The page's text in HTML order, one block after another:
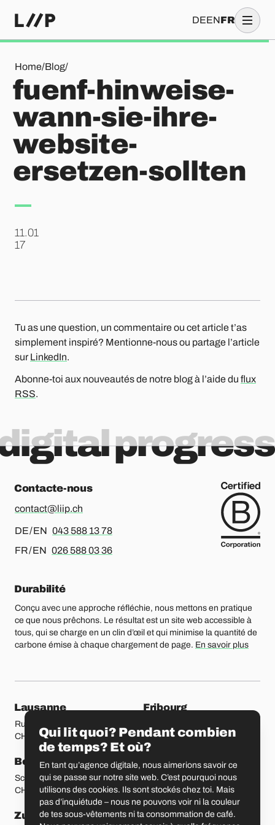
DEENFR
Home/Blog/
fuenf-hinweise-wann-sie-ihre-website-ersetzen-sollten
fuenf-hinweise-
wann-sie-ihre-
website-
ersetzen-sollten
11.01
.17
Tu as une question, un commentaire ou cet article t’as
simplement inspiré? Mentionne-nous ou partage l’article
sur LinkedIn.
Abonne-toi aux nouveautés de notre blog à l’aide du flux
RSS.
progress
Contacte-nous
contact@liip.ch
DE / EN Pour l’allemand ou l’anglais, merci d’appeler le
043 588 13 78
FR / EN Pour le français ou l’anglais, merci d’appeler le
026 588 03 36
Durabilité
Conçu avec une approche réfléchie, nous mettons en pratique
ce que nous prêchons. Le résultat est un site web accessible à
tous, qui se charge en un clin d’œil et qui minimise la quantité de
carbone émise à chaque chargement de page. En savoir plus
Nos bureaux
Lausanne
Rue Etraz 4
CH-1003 Lausanne
Fribourg
CH-1700 Fribourg
Berne
Schmiedenplatz 5
CH-3011 Berne
Bâle
Sattelgasse 4
CH-4051 Bâle
Zurich Saint-Gall
Qui lit quoi? Pendant combien
de temps? Et où?
En tant qu’agence digitale, nous aimerions savoir ce
qui se passe sur notre site web. C’est pourquoi nous
utilisons des cookies. Ils sont stockés chez toi. Mais
pas d’inquiétude – nous ne pouvons voir ni la couleur
de tes sous-vêtements ni ta consommation de café.